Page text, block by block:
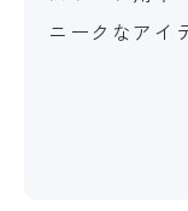
ニークなアイ